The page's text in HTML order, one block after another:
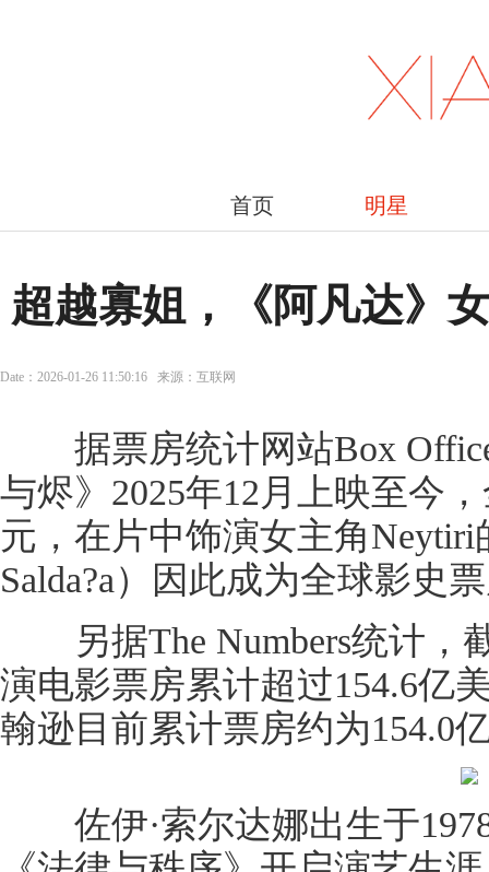
首页 明星
超越寡姐，《阿凡达》
Date：2026-01-26 11:50:16 来源：互联网
据票房统计网站Box
与烬》2025年12月上映至今
元，在片中饰演女主角Neytiri
Salda?a）因此成为全球影史
另据The Numbers统计，
演电影票房累计超过154.6亿
翰逊目前累计票房约为154.0
佐伊·索尔达娜出生于